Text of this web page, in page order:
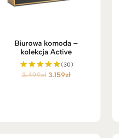
Biurowa komoda –
kolekcja Active
Oceniono
(30)
3.499zł Pierwotna
3.159złAktualna